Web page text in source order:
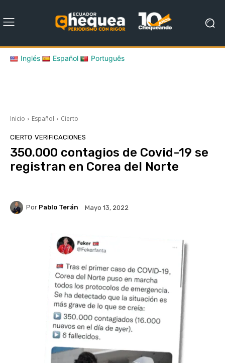
Inglés Español Português
Inicio Español Cierto
CIERTO VERIFICACIONES
350.000 contagios de Covid-19 se
registran en Corea del Norte
Por Pablo Terán Mayo 13, 2022